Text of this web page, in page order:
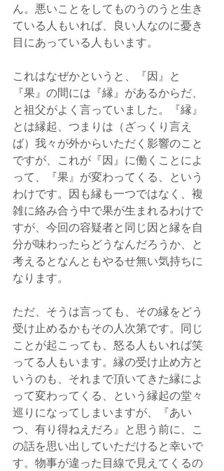
ん。悪いことをしてものうのうと生き
ている人もいれば、良い人なのに憂き
目にあっている人もいます。
これはなぜかというと、『因』と
『果』の間には『縁』があるからだ、
と祖父がよく言っていました。『縁』
とは縁起、つまりは（ざっくり言え
ば）我々が外からいただく影響のこと
ですが、これが『因』に働くことによ
って、『果』が変わってくる、という
わけです。因も縁も一つではなく、複
雑に絡み合う中で果が生まれるわけで
すが、今回の容疑者と同じ因と縁を自
分が味わったらどうなんだろうか、と
考えるとなんともやるせ無い気持ちに
なります。
ただ、そうは言っても、その縁をどう
受け止めるかもその人次第です。同じ
ことが起こっても、怒る人もいれば笑
ってる人もいます。縁の受け止め方と
いうのも、それまで頂いてきた縁によ
って変わってくる、という縁起の堂々
巡りになってしまいますが、『あい
つ、有り得ねえだろ』と思う前に、こ
の話を思い出していただけると幸いで
す。物事が違った目線で見えてくるの